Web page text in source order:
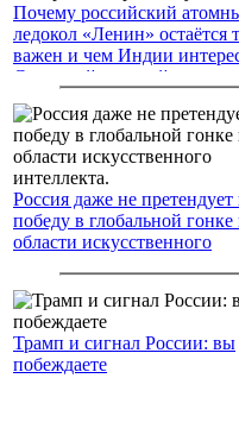
Почему российский
ледокол «Ленин» остаётся
важен и чем Индии
Северный морской путь
Россия даже не претендует
победу в глобальной гонке
области искусственного
Трамп и сигнал России: вы
побеждаете